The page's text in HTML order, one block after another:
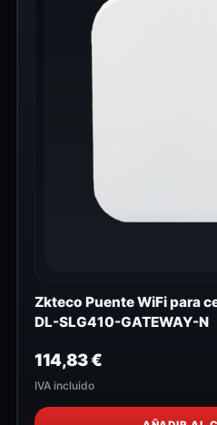
Zkteco Puente WiFi para
DL-SLG410-GATEWAY-N
114,83€
IVA incluido